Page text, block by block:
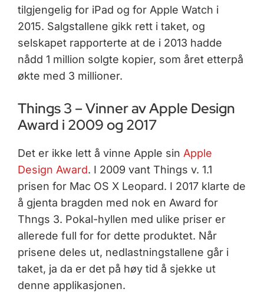
tilgjengelig for iPad og for Apple Watch i
2015. Salgstallene gikk rett i taket, og
selskapet rapporterte at de i 2013 hadde
nådd 1 million solgte kopier, som året etterpå
økte med 3 millioner.
Things 3 – Vinner av Apple Design
Award i 2009 og 2017
Det er ikke lett å vinne Apple sin Apple
Design Award. I 2009 vant Things v. 1.1
prisen for Mac OS X Leopard. I 2017 klarte de
å gjenta bragden med nok en Award for
Thngs 3. Pokal-hyllen med ulike priser er
allerede full for for dette produktet. Når
prisene deles ut, nedlastningstallene går i
taket, ja da er det på høy tid å sjekke ut
denne applikasjonen.